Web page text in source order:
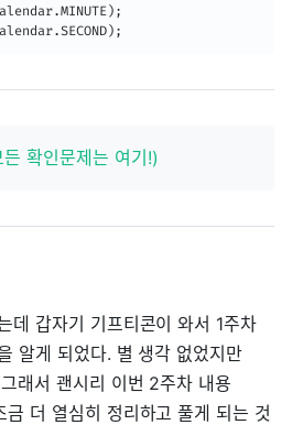
.MINUTE ) ;
. SECOND) ;
확인문제는 여기!)
데 갑자기 기프티콘이 와서 1주차
알게 되었다. 별 생각 없었지만
래서 괜시리 이번 2주차 내용
금 더 열심히 정리하고 풀게 되는 것